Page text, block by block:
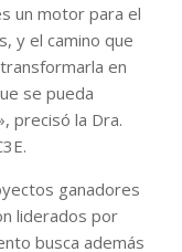
un motor para el
y el camino que
en
se pueda
precisó la Dra.
ganadores
liderados por
busca además